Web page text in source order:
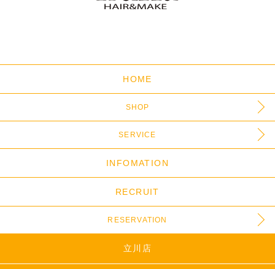
HOME
SHOP
SERVICE
INFOMATION
RECRUIT
RESERVATION
立川店